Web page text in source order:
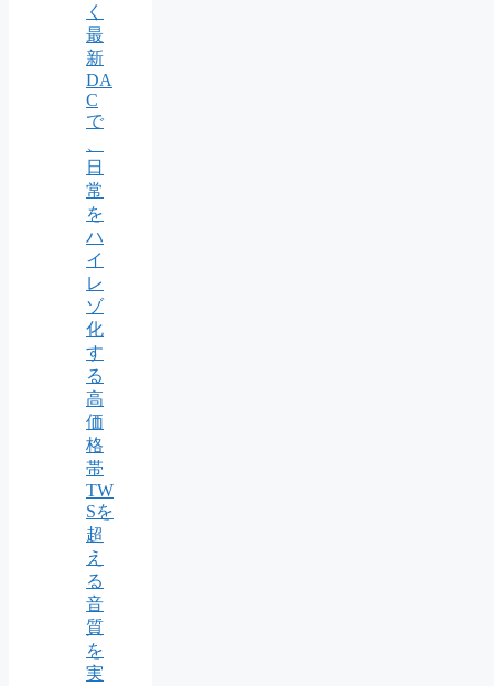
く
最
新
DA
C
で
日
常
を
ハ
イ
レ
ゾ
化
す
る
高
価
格
帯
TW
Sを
超
え
る
音
質
を
実